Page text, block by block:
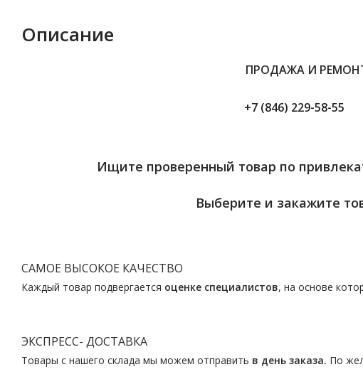
Описание
ПРОДАЖА И
+7 (846) 229-58-55
Ищите проверенный товар по
Выберите и закажите
САМОЕ ВЫСОКОЕ КАЧЕСТВО
Каждый товар подвергается оценке специалистов, на основе
ЭКСПРЕСС- ДОСТАВКА
Товары с нашего склада мы можем отправить в день заказа. По